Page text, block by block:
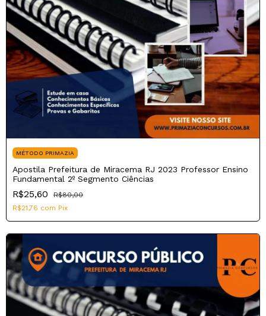
MÉTODO PRIMAZIA
Apostila Prefeitura de Miracema RJ 2023 Professor Ensino
Fundamental 2º Segmento Ciências
R$25,60
R$80,00
R$21,76 com Pix